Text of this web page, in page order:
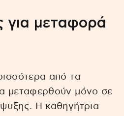
για μεταφορά
από τα
μεταφερθούν μόνο σε
Η καθηγήτρια